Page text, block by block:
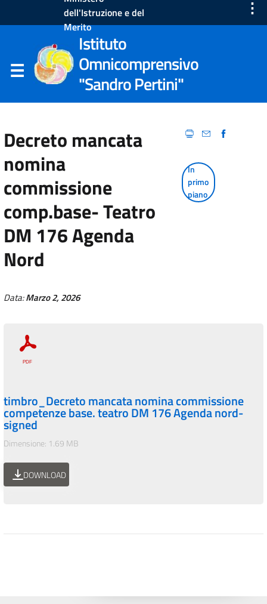
dell'Istruzione e del
Merito
⋮
Istituto
Omnicomprensivo
"Sandro Pertini"
Decreto mancata
nomina
commissione
comp.base- Teatro
DM 176 Agenda
Nord
In
primo
piano
Data:Marzo 2, 2026
timbro_Decreto mancata nomina commissione
competenze base. teatro DM 176 Agenda nord-
signed
Dimensione: 1.69 MB
DOWNLOAD